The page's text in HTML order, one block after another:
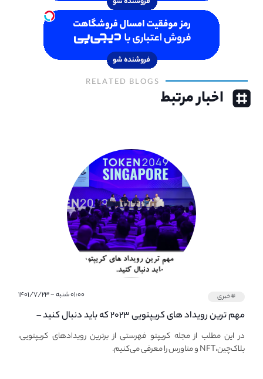
RELATED BLOGS
اخبار مرتبط
#خبری ۰۱:۰۰ شنبه - ۱۴۰۱/۷/۲۳
مهم ترین رویداد های کریپتویی ۲۰۲۳ که باید دنبال کنید –
معرفی بهترین رویداد های جهانی
در این مطلب از مجله کریپتو فهرستی از برترین رویدادهای کریپتویی،
بلاک‌چین،NFT و متاورس را معرفی می‌کنیم.